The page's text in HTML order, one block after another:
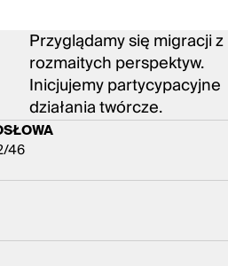
Przyglądamy się migracji z
rozmaitych perspektyw.
Inicjujemy partycypacyjne
działania twórcze.
46